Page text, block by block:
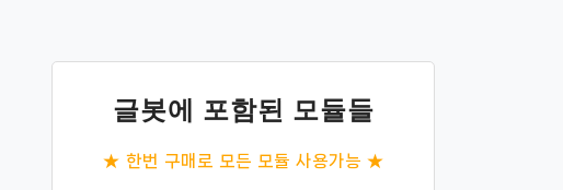
글봇에 포함된 모듈들
★ 한번 구매로 모든 모듈 사용가능 ★